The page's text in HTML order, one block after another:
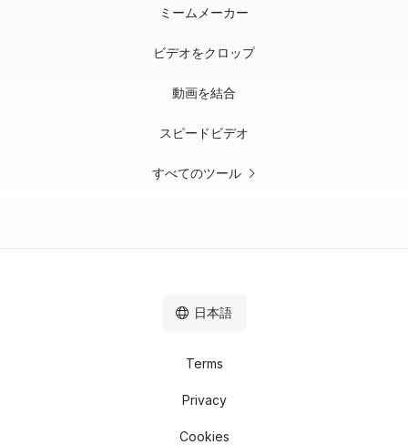
ミームメーカー
ビデオをクロップ
動画を結合
スピードビデオ
すべてのツール
Terms
Privacy
Cookies
日本語